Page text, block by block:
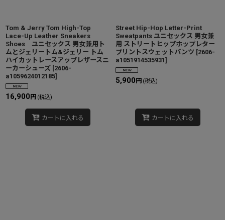
Tom & Jerry Tom High-Top
Lace-Up Leather Sneakers
Shoes ユニセックス 男女兼用ト
ムとジェリートム&ジェリー トム
ハイカットレースアップレザースニ
ーカーシューズ [2606-
a1059624012185]
16,900 円 (税込)
カートに入れる
Street Hip-Hop Letter-Print
Sweatpants ユニセックス 男女兼
用 ストリートヒップホップレター
プリントスウェットパンツ [2606-
a1051914535931]
5,900 円 (税込)
カートに入れる